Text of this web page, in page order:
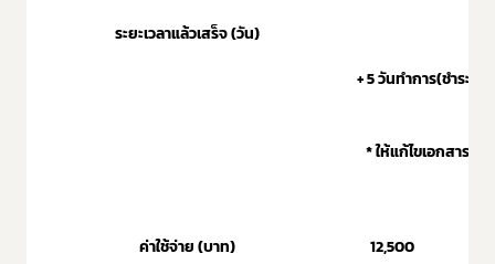
ระยะเวลาแล้วเสร็จ (วัน)
+ 5 วันทำการ(ชำระค่
* ให้แก้ไขเอกสารไ
ค่าใช้จ่าย (บาท)
12,500